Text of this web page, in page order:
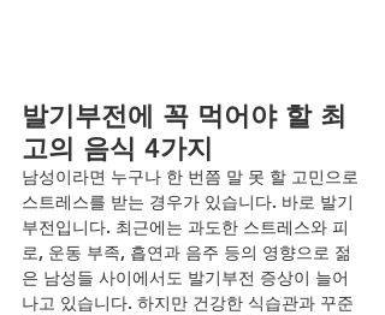
발기부전에 꼭 먹어야 할 최
고의 음식 4가지
남성이라면 누구나 한 번쯤 말 못 할 고민으로
스트레스를 받는 경우가 있습니다. 바로 발기
부전입니다. 최근에는 과도한 스트레스와 피
로, 운동 부족, 흡연과 음주 등의 영향으로 젊
은 남성들 사이에서도 발기부전 증상이 늘어
나고 있습니다. 하지만 건강한 식습관과 꾸준